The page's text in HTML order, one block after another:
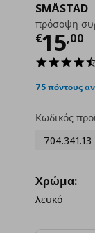
SMÅSTAD
πρόσοψη
€15,00
75 πόντους
Κωδικός
704.341.13
Χρώμα:
λευκό